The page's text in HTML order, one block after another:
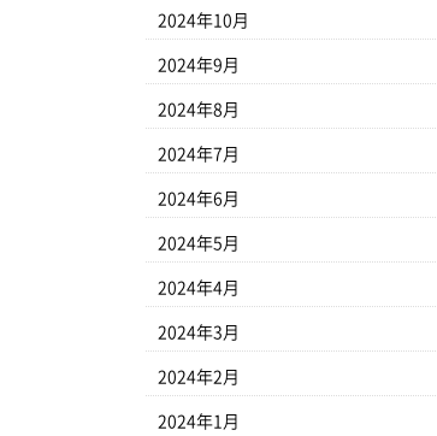
2024年10月
2024年9月
2024年8月
2024年7月
2024年6月
2024年5月
2024年4月
2024年3月
2024年2月
2024年1月